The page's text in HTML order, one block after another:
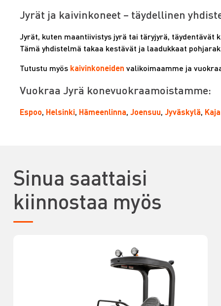
Jyrät ja kaivinkoneet – täydellinen
Jyrät, kuten maantiivistys jyrä tai täryjyrä, täydentävät
Tämä yhdistelmä takaa kestävät ja laadukkaat
Tutustu myös kaivinkoneiden valikoimaamme ja
Vuokraa Jyrä konevuokraamoistamme:
Espoo, Helsinki, Hämeenlinna, Joensuu, Jyväskylä,
Sinua saattaisi
kiinnostaa myös